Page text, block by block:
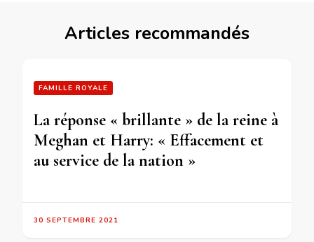
Articles recommandés
FAMILLE ROYALE
La réponse « brillante » de la reine à
Meghan et Harry: « Effacement et
au service de la nation »
30 SEPTEMBRE 2021